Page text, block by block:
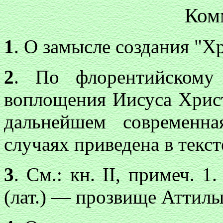
1. О замысле создания
2. По флорентийскому
воплощения Иисуса
дальнейшем
случаях приведена в
3. См.: кн. II, примеч.
(лат.) — прозвище